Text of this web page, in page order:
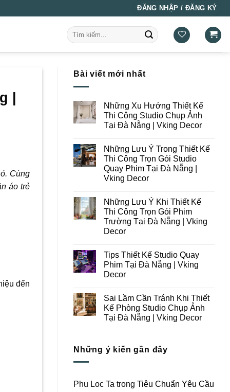
ĐĂNG NHẬP / ĐĂNG KÝ
Tìm
kiếm:
|
Cùng
áo trẻ
đến
Bài viết mới nhất
Những Xu Hướng Thiết Kế
Thi Công Studio Chụp Ảnh
Tại Đà Nẵng | Vking Decor
bình
luận
ở
Những
Xu
Hướng
Thi
Công
Studio
Chụp
Ảnh
Tại
Vking
Decor
Những Lưu Ý Trong Thiết Kế
Thi Công Trọn Gói Studio
Quay Phim Tại Đà Nẵng |
Vking Decor
bình
luận
ở
Những
Lưu
Ý
Kế
Thi
Công
Trọn
Quay
Phim
Tại
Đà
Nẵng
Những Lưu Ý Khi Thiết Kế
Thi Công Trọn Gói Phim
Trường Tại Đà Nẵng | Vking
Decor
bình
luận
ở
Những
Khi
Thiết
Kế
Thi
Công
Trường
Tại
Vking
Decor
Tips Thiết Kế Studio Quay
Phim Tại Đà Nẵng | Vking
Decor
bình
luận
ở
Tips
Quay
Phim
Vking
Sai Lầm Cần Tránh Khi Thiết
Kế Phòng Studio Chụp Ảnh
Tại Đà Nẵng | Vking Decor
luận
ở
Tránh
Khi
Những ý kiến gần đây
Phu Loc Ta trong Tiêu Chuẩn Yêu Cầu